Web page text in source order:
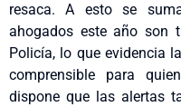
resaca. A esto se
ahogados este año son
Policía, lo que evidencia
comprensible para
dispone que las alertas